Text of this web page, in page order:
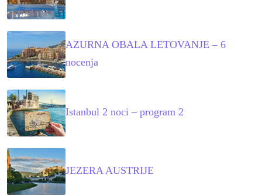
AZURNA OBALA LETOVANJE – 6
nocenja
Istanbul 2 noci – program 2
JEZERA AUSTRIJE